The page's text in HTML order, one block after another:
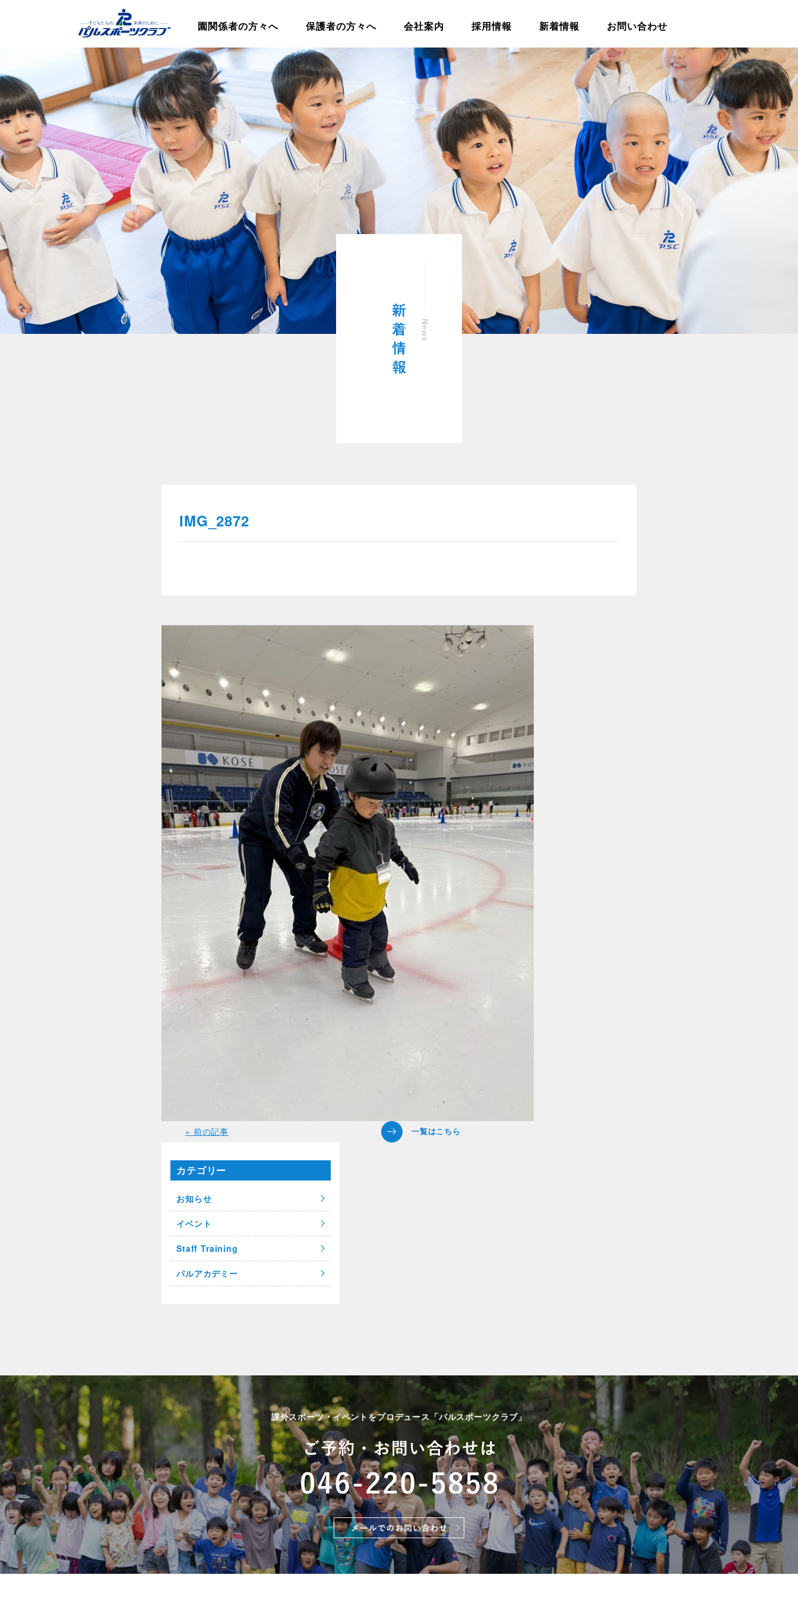
園関係者の方々へ 保護者の方々へ 会社案内 採用情報 新着情報 お問い合わせ
IMG_2872
« 前の記事
カテゴリー
お知らせ
イベント
Staff Training
パルアカデミー
課外スポーツ・イベントをプロデュース「パルスポーツクラブ」